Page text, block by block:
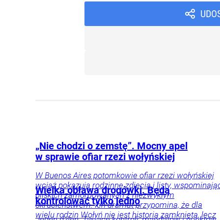
„Nie chodzi o zemstę”. Mocny apel
w sprawie ofiar rzezi wołyńskiej
W Buenos Aires potomkowie ofiar rzezi wołyńskiej
wciąż pokazują rodzinne zdjęcia i listy,
bliskich zamordowanych z niezwykłym
okrucieństwem. Ich dramat przypomina, że dla
wielu rodzin Wołyń nie jest historią zamkniętą, lecz
Wielka obława drogówki. Będą
kontrolować tylko jedno